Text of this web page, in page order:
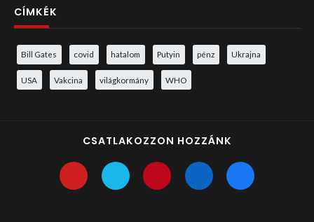
CÍMKÉK
Bill Gates covid hatalom Putyin pénz Ukrajna
USA Vakcina világkormány WHO
CSATLAKOZZON HOZZÁNK